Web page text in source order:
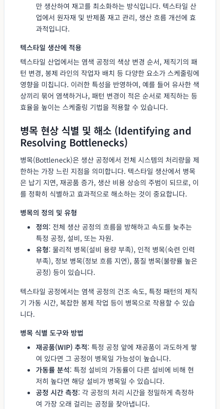
만 생산하여 재고를 최소화하는 방식입니다. 텍스타일 산
업에서 원자재 및 반제품 재고 관리, 생산 흐름 개선에 효
과적입니다.
텍스타일 생산에 적용
텍스타일 산업에서는 염색 공정의 색상 변경 순서, 제직기의 패
턴 변경, 봉제 라인의 작업자 배치 등 다양한 요소가 스케줄링에
영향을 미칩니다. 이러한 특성을 반영하여, 예를 들어 유사한 색
상끼리 묶어 염색하거나, 패턴 변경이 적은 순서로 제직하는 등
효율을 높이는 스케줄링 기법을 적용할 수 있습니다.
병목 현상 식별 및 해소 (Identifying and
Resolving Bottlenecks)
병목(Bottleneck)은 생산 공정에서 전체 시스템의 처리량을 제
한하는 가장 느린 지점을 의미합니다. 텍스타일 생산에서 병목
은 납기 지연, 재공품 증가, 생산 비용 상승의 주범이 되므로, 이
를 정확히 식별하고 효과적으로 해소하는 것이 중요합니다.
병목의 정의 및 유형
정의: 전체 생산 공정의 흐름을 방해하고 속도를 늦추는
특정 공정, 설비, 또는 자원.
유형: 물리적 병목(설비 용량 부족), 인적 병목(숙련 인력
부족), 정보 병목(정보 흐름 지연), 품질 병목(불량률 높은
공정) 등이 있습니다.
텍스타일 공정에서는 염색 공정의 건조 속도, 특정 패턴의 제직
기 가동 시간, 복잡한 봉제 작업 등이 병목으로 작용할 수 있습
니다.
병목 식별 도구와 방법
재공품(WIP) 추적: 특정 공정 앞에 재공품이 과도하게 쌓
여 있다면 그 공정이 병목일 가능성이 높습니다.
가동률 분석: 특정 설비의 가동률이 다른 설비에 비해 현
저히 높다면 해당 설비가 병목일 수 있습니다.
공정 시간 측정: 각 공정의 처리 시간을 정밀하게 측정하
여 가장 오래 걸리는 공정을 찾아냅니다.